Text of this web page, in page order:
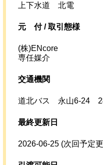
上下水道 北電
元 付 /取引態様
(株)ENcore
専任媒介
交通機関
道北バス 永山6-24
最終更新日
2026-06-25 (次回予定